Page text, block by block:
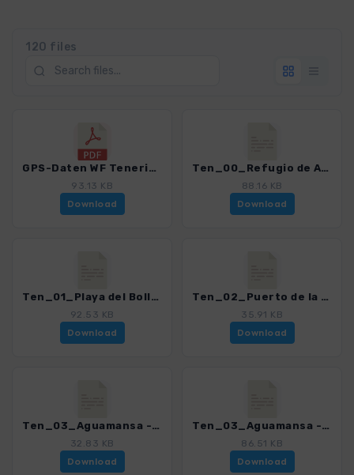
120 files
GPS-Daten WF Teneriffa - Haftungsausschluss, Nutzungsbedingungen und Hinweise_4016_15.pdf
93.13 KB
Download
Ten_00_Refugio de Ayosa - Refugio de Las Arenas_4016_15.gpx
88.16 KB
Download
Ten_01_Playa del Bollullo - Playa del Ancon_4016_15.gpx
92.53 KB
Download
Ten_02_Puerto de la Cruz - Mirador de San Pedro - San Juan de La Rambla_4016_15.gpx
35.91 KB
Download
Ten_03_Aguamansa - La Orotava_4016_15.gpx
32.83 KB
Download
Ten_03_Aguamansa - Pino Alto - La Orotava_4016_15.gpx
86.51 KB
Download